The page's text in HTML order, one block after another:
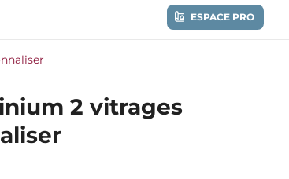
ESPACE PRO
2 vitrages